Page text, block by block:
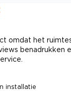
omdat het
installatie